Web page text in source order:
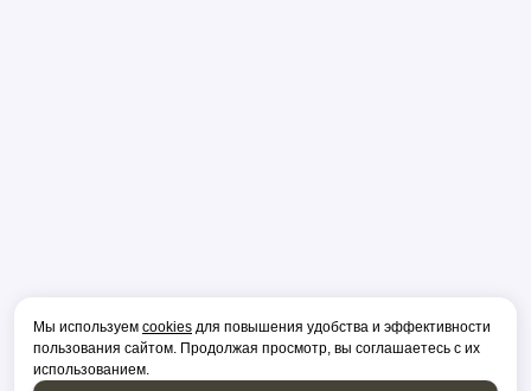
Мы используем cookies для повышения удобства и эффективности
пользования сайтом. Продолжая просмотр, вы соглашаетесь с их
использованием.